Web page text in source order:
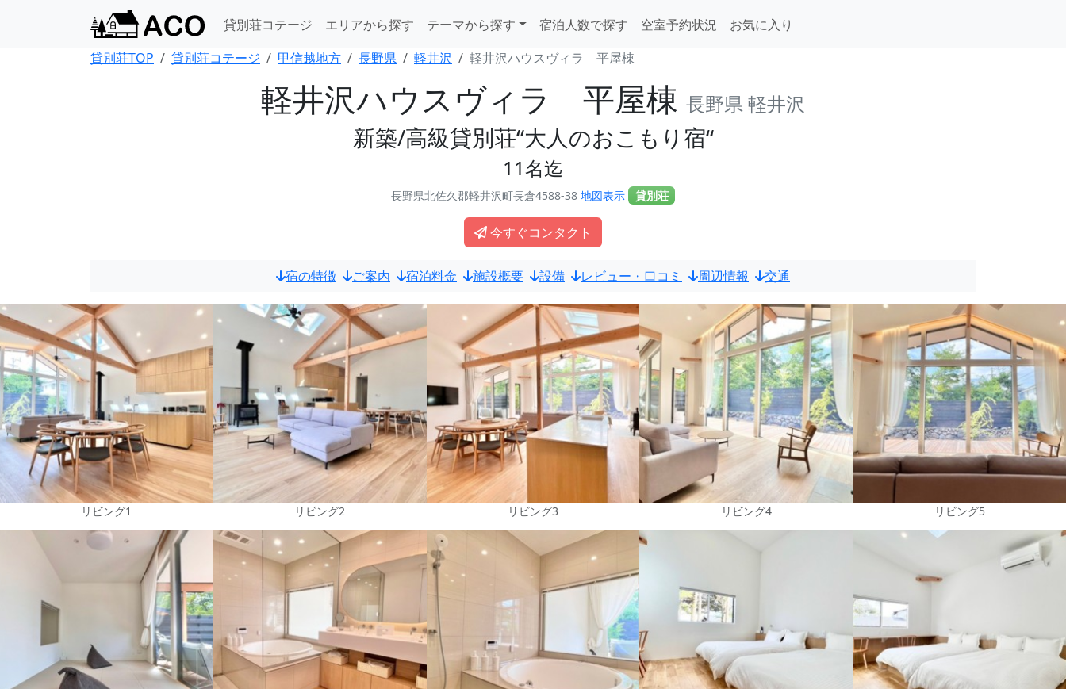
貸別荘コテージ エリアから探す テーマから探す 宿泊人数で探す 空室予約状況
お気に入り
貸別荘TOP
貸別荘コテージ 甲信越地方 長野県 軽井沢 軽井沢ハウスヴィラ 平屋棟
軽井沢ハウスヴィラ 平屋棟 長野県 軽井沢
新築/高級貸別荘“大人のおこもり宿“
11名迄
長野県北佐久郡軽井沢町長倉4588-38 地図表示 貸別荘
今すぐコンタクト
宿の特徴 ご案内 宿泊料金 施設概要 設備 レビュー・口コミ 周辺情報 交通
リビング1 リビング2 リビング3 リビング4 リビング5